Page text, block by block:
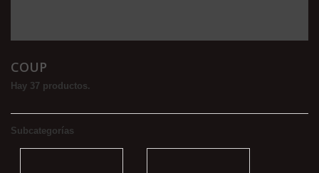
COUP
Hay 37 productos.
Subcategorías